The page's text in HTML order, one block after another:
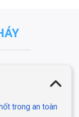
trong an toàn